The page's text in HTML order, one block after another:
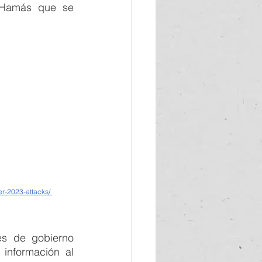
que se
2023-attacks/
de gobierno
al